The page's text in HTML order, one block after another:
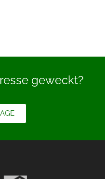
geweckt?